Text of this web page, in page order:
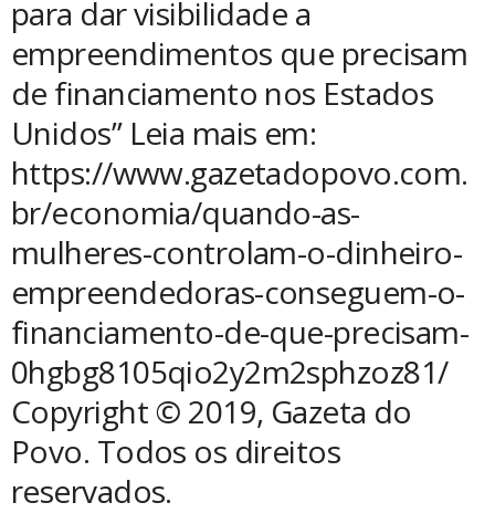
para dar visibilidade a
empreendimentos que precisam
de financiamento nos Estados
Unidos” Leia mais em:
https://www.gazetadopovo.com.
br/economia/quando-as-
mulheres-controlam-o-dinheiro-
empreendedoras-conseguem-o-
financiamento-de-que-precisam-
0hgbg8105qio2y2m2sphzoz81/
Copyright © 2019, Gazeta do
Povo. Todos os direitos
reservados.